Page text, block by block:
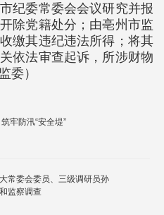
纪委常委会会议研究并报
除党籍处分；由亳州市监
缴其违纪违法所得；将其
依法审查起诉，所涉财物
委）
牢防汛“安全堤”
常委会委员、三级调研员孙
监察调查